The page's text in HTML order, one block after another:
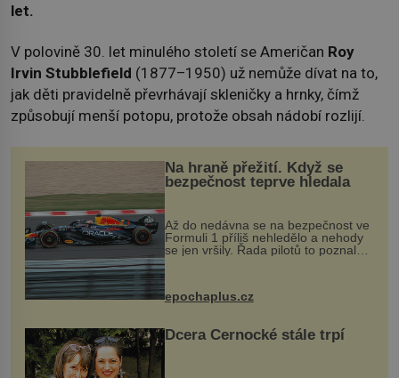
let.
V polovině 30. let minulého století se Američan Roy
Irvin Stubblefield (1877–1950) už nemůže dívat na to,
jak děti pravidelně převrhávají skleničky a hrnky, čímž
způsobují menší potopu, protože obsah nádobí rozlijí.
Na hraně přežití. Když se
bezpečnost teprve hledala
Až do nedávna se na bezpečnost ve
Formuli 1 příliš nehledělo a nehody
se jen vršily. Řada pilotů to poznala
na vlastní kůži, často s trvalými
následky nebo bohužel i ztrátou
života. Dnes nepochopiteln...
epochaplus.cz
Dcera Černocké stále trpí